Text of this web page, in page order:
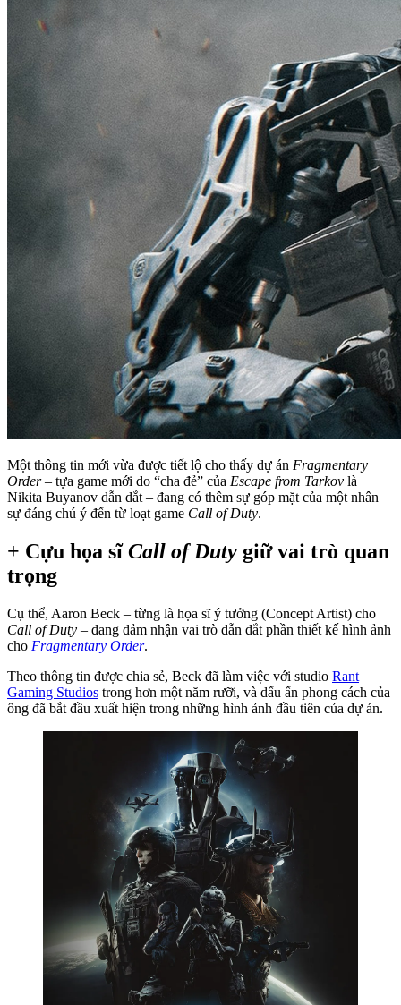
Một thông tin mới vừa được tiết lộ cho thấy dự án Fragmentary
Order– tựa game mới do “cha đẻ” của Escape from Tarkov là
Nikita Buyanov dẫn dắt – đang có thêm sự góp mặt của một nhân
sự đáng chú ý đến từ loạt game Call of Duty.
+ Cựu họa sĩCall of Duty giữ vai trò quan
trọng
Cụ thể, Aaron Beck – từng là họa sĩ ý tưởng (Concept Artist) cho
Call of Duty – đang đảm nhận vai trò dẫn dắt phần thiết kế hình ảnh
cho Fragmentary Order.
Theo thông tin được chia sẻ, Beck đã làm việc với studio Rant
Gaming Studios trong hơn một năm rưỡi, và dấu ấn phong cách của
ông đã bắt đầu xuất hiện trong những hình ảnh đầu tiên của dự án.